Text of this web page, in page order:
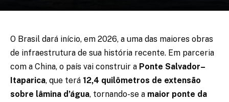
O Brasil dará início, em 2026, a uma das maiores obras
de infraestrutura de sua história recente. Em parceria
com a China, o país vai construir a Ponte Salvador–
Itaparica, que terá 12,4 quilômetros de extensão
sobre lâmina d’água, tornando-se a maior ponte da